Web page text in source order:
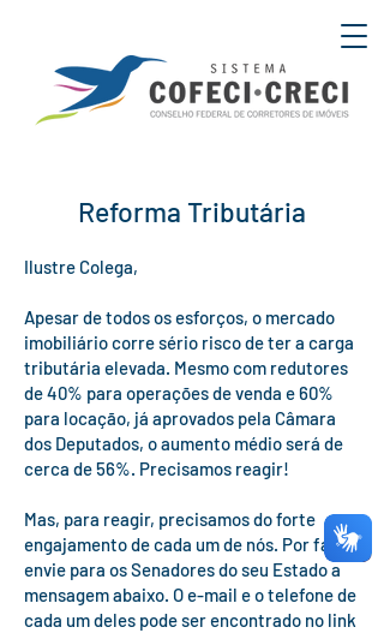
Reforma Tributária
Ilustre Colega,
Apesar de todos os esforços, o mercado
imobiliário corre sério risco de ter a carga
tributária elevada. Mesmo com redutores
de 40% para operações de venda e 60%
para locação, já aprovados pela Câmara
dos Deputados, o aumento médio será de
cerca de 56%. Precisamos reagir!
Mas, para reagir, precisamos do forte
engajamento de cada um de nós. Por favor,
envie para os Senadores do seu Estado a
mensagem abaixo. O e-mail e o telefone de
cada um deles pode ser encontrado no link